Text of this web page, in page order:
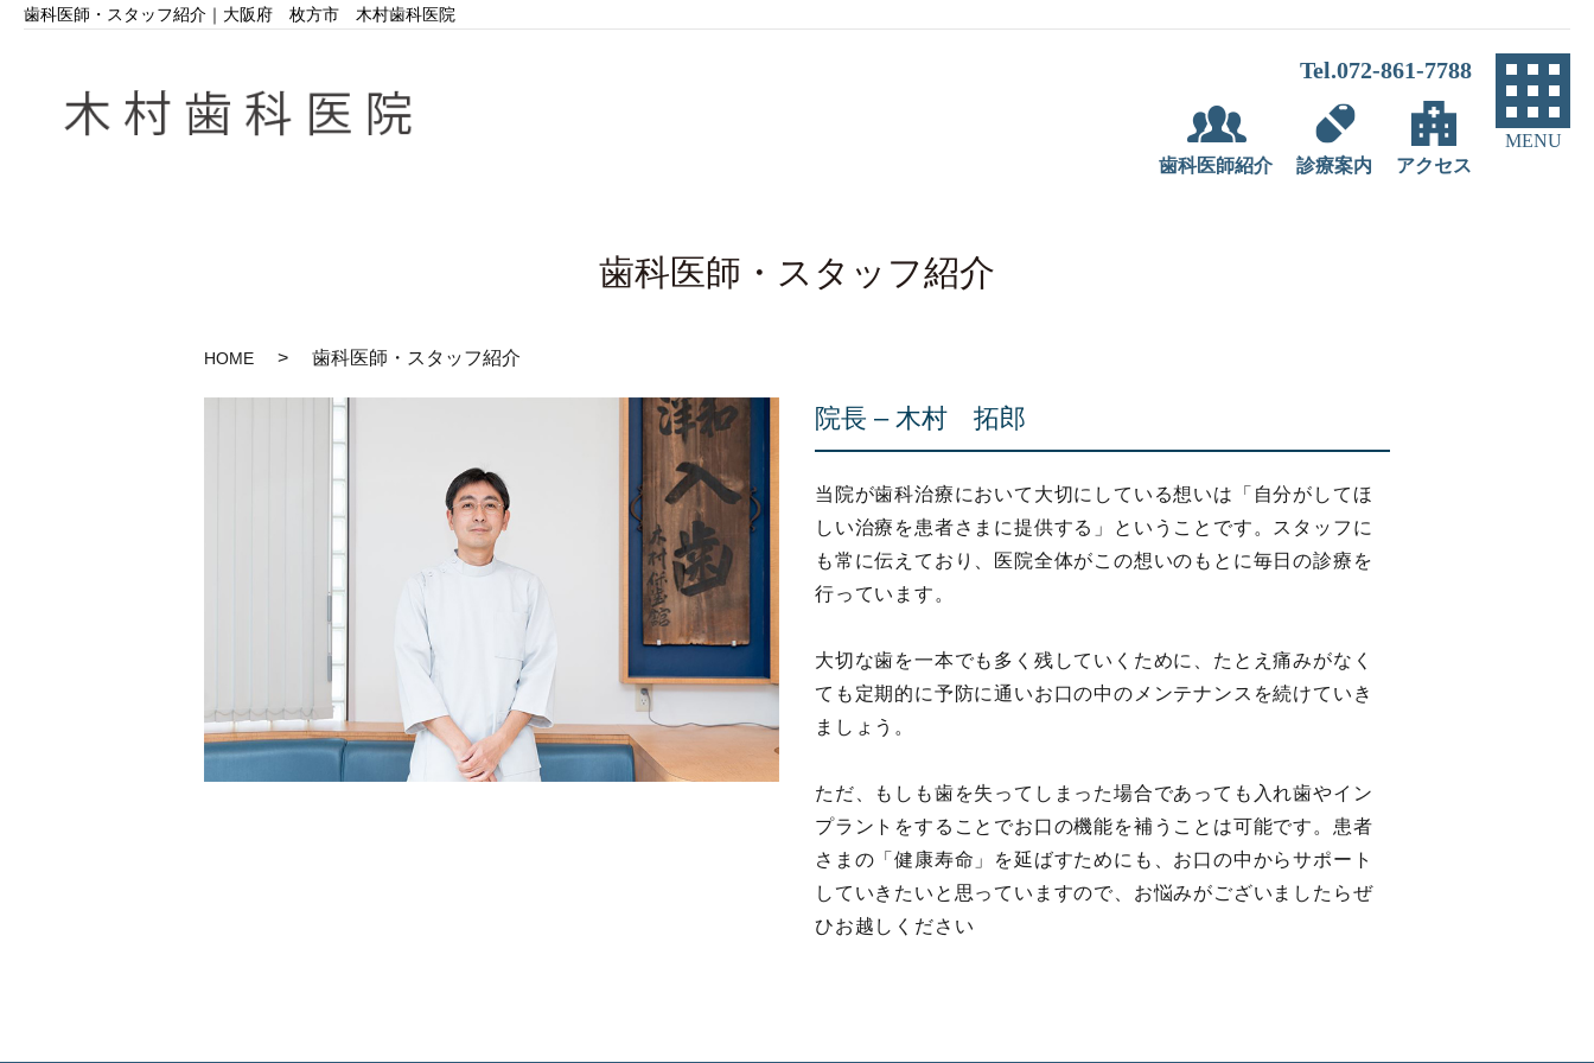
歯科医師・スタッフ紹介｜大阪府 枚方市 木村歯科医院
Tel.072-861-7788
歯科医師紹介 診療案内 アクセス
MENU
歯科医師・スタッフ紹介
HOME 歯科医師・スタッフ紹介
院長 – 木村 拓郎
当院が歯科治療において大切にしている想いは「自分がしてほ
しい治療を患者さまに提供する」ということです。スタッフに
も常に伝えており、医院全体がこの想いのもとに毎日の診療を
行っています。
大切な歯を一本でも多く残していくために、たとえ痛みがなく
ても定期的に予防に通いお口の中のメンテナンスを続けていき
ましょう。
ただ、もしも歯を失ってしまった場合であっても入れ歯やイン
プラントをすることでお口の機能を補うことは可能です。患者
さまの「健康寿命」を延ばすためにも、お口の中からサポート
していきたいと思っていますので、お悩みがございましたらぜ
ひお越しください